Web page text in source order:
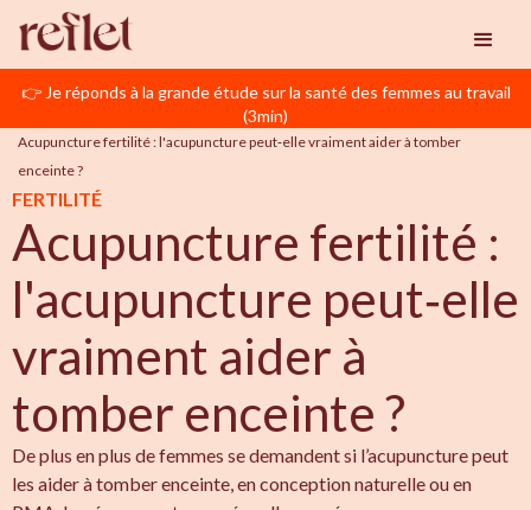
👉 Je réponds à la grande étude sur la santé des femmes au travail
(3min)
Acupuncture fertilité : l'acupuncture peut‑elle vraiment aider à tomber
enceinte ?
FERTILITÉ
Acupuncture fertilité :
l'acupuncture peut‑elle
vraiment aider à
tomber enceinte ?
De plus en plus de femmes se demandent si l’acupuncture peut
les aider à tomber enceinte, en conception naturelle ou en